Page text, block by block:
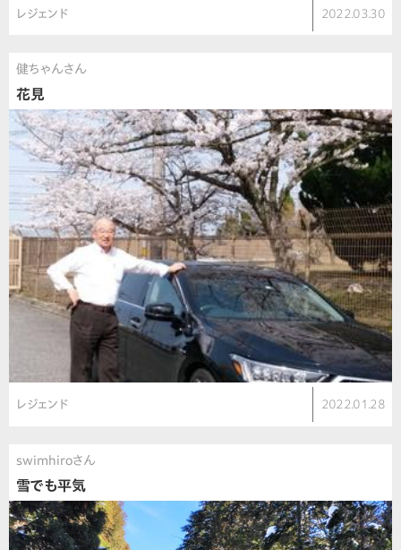
レジェンド 2022.03.30
健ちゃんさん
花見
レジェンド 2022.01.28
swimhiroさん
雪でも平気